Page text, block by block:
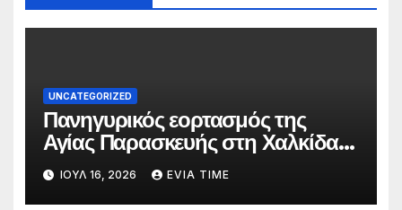
UNCATEGORIZED
Πανηγυρικός εορτασμός της
Αγίας Παρασκευής στη Χαλκίδα
τις 25 και 26 Ιουλίου
ΙΟΎΛ 16, 2026 EVIA TIME